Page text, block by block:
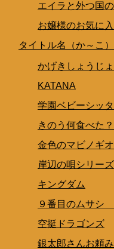
エイラと外つ国の
お嬢様のお気に入
タイトル名（か～こ
かげきしょうじょ
KATANA
学園ベビーシッ
きのう何食べた？
金色のマビノギ
岸辺の唄シリーズ
キングダム
９番目のムサシ
空挺ドラゴンズ
銀太郎さんお頼